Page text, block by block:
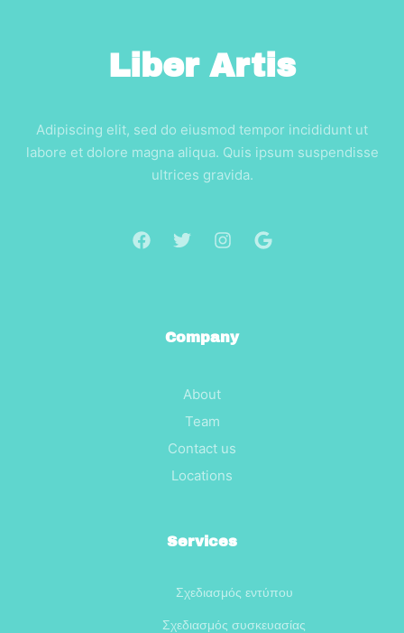
Liber Artis
Adipiscing elit, sed do eiusmod tempor incididunt ut
labore et dolore magna aliqua. Quis ipsum suspendisse
ultrices gravida.
Company
About
Team
Contact us
Locations
Services
Σχεδιασμός εντύπου
Σχεδιασμός συσκευασίας